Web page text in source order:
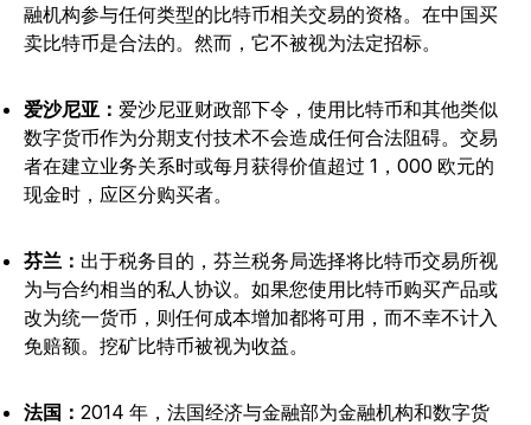
融机构参与任何类型的比特币相关交易的资格。在中国买
卖比特币是合法的。然而，它不被视为法定招标。
爱沙尼亚： 爱沙尼亚财政部下令，使用比特币和其他类似
数字货币作为分期支付技术不会造成任何合法阻碍。交易
者在建立业务关系时或每月获得价值超过 1，000 欧元的
现金时，应区分购买者。
芬兰： 出于税务目的，芬兰税务局选择将比特币交易所视
为与合约相当的私人协议。如果您使用比特币购买产品或
改为统一货币，则任何成本增加都将可用，而不幸不计入
免赔额。挖矿比特币被视为收益。
法国： 2014 年，法国经济与金融部为金融机构和数字货